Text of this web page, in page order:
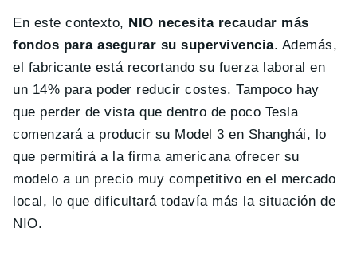
En este contexto, NIO necesita recaudar más
fondos para asegurar su supervivencia. Además,
el fabricante está recortando su fuerza laboral en
un 14% para poder reducir costes. Tampoco hay
que perder de vista que dentro de poco Tesla
comenzará a producir su Model 3 en Shanghái, lo
que permitirá a la firma americana ofrecer su
modelo a un precio muy competitivo en el mercado
local, lo que dificultará todavía más la situación de
NIO.